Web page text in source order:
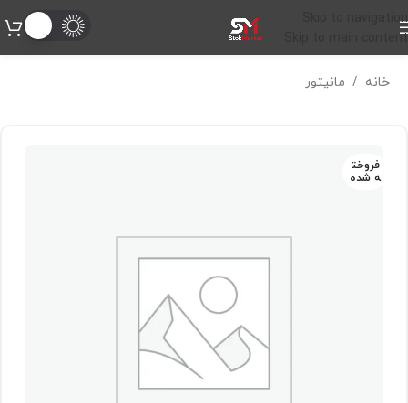
Skip to navigation
Skip to main content
خانه / مانیتور
فروخت
ه شده